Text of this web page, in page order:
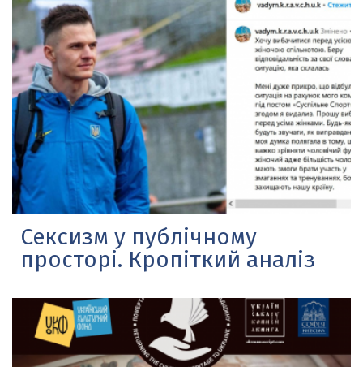
Сексизм у публічному
просторі. Кропіткий аналіз